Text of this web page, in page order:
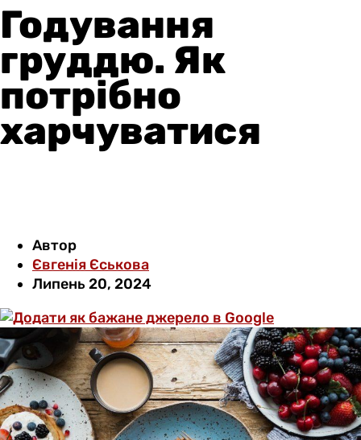
Годування
груддю. Як
потрібно
харчуватися
Автор
Євгенія Єськова
Липень 20, 2024